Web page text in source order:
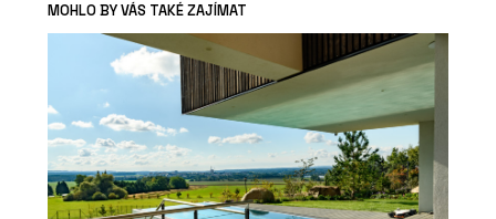
MOHLO BY VÁS TAKÉ ZAJÍMAT